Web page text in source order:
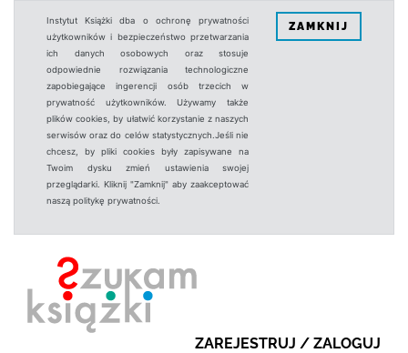
Instytut Książki dba o ochronę prywatności
użytkowników i bezpieczeństwo przetwarzania
ich danych osobowych oraz stosuje
odpowiednie rozwiązania technologiczne
zapobiegające ingerencji osób trzecich w
prywatność użytkowników. Używamy także
plików cookies, by ułatwić korzystanie z naszych
serwisów oraz do celów statystycznych.Jeśli nie
chcesz, by pliki cookies były zapisywane na
Twoim dysku zmień ustawienia swojej
przeglądarki. Kliknij "Zamknij" aby zaakceptować
naszą politykę prywatności.
ZAMKNIJ
ZAREJESTRUJ / ZALOGUJ